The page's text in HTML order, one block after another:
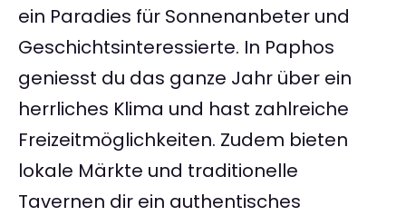
ein Paradies für Sonnenanbeter und
Geschichtsinteressierte. In Paphos
geniesst du das ganze Jahr über ein
herrliches Klima und hast zahlreiche
Freizeitmöglichkeiten. Zudem bieten
lokale Märkte und traditionelle
Tavernen dir ein authentisches